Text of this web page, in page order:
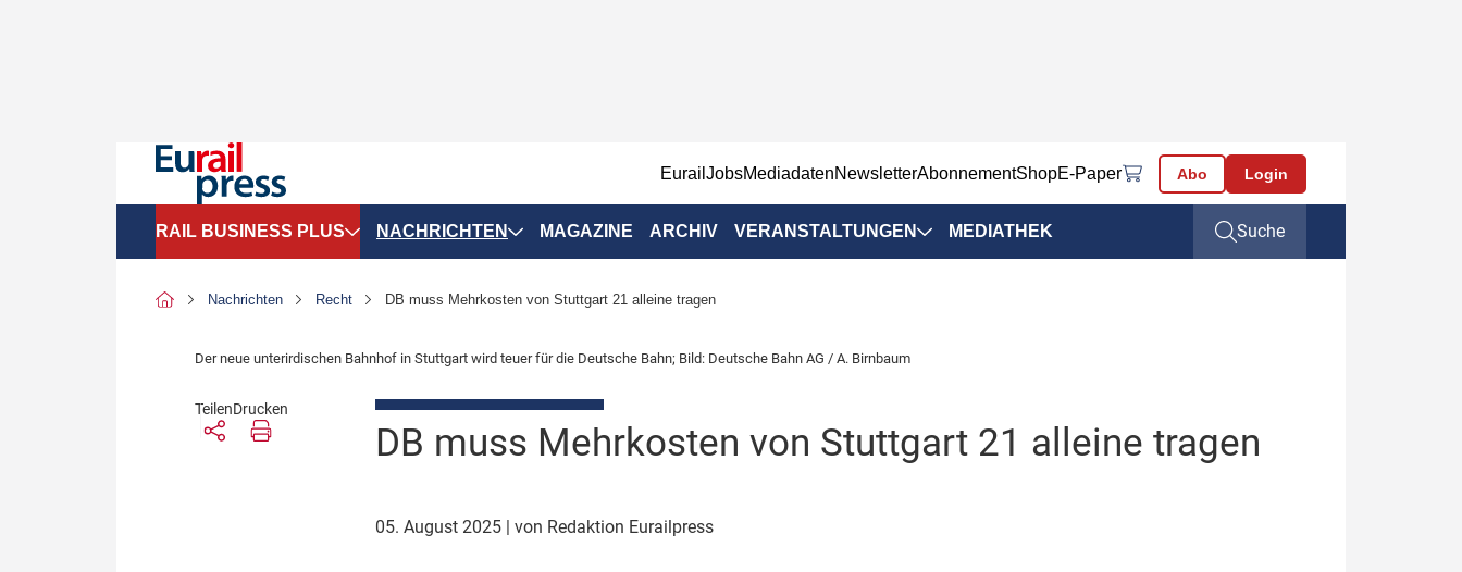
EurailJobsMediadatenNewsletterAbonnementShopE-Paper Abo Login
RAIL BUSINESS PLUS
Bilanzen
NACHRICHTEN
Personen & Positionen
MAGAZINE ARCHIV VERANSTALTUNGEN
Rad-Schiene Tagung
Branchentermine
MEDIATHEK Suche
Nachrichten Recht DB muss Mehrkosten von Stuttgart 21 alleine tragen
DB muss Mehrkosten von Stuttgart 21 alleine tragen
Der neue unterirdischen Bahnhof in Stuttgart wird teuer für die Deutsche Bahn; Bild: Deutsche Bahn AG / A. Birnbaum
05. August 2025 | von Redaktion Eurailpress
TeilenDrucken